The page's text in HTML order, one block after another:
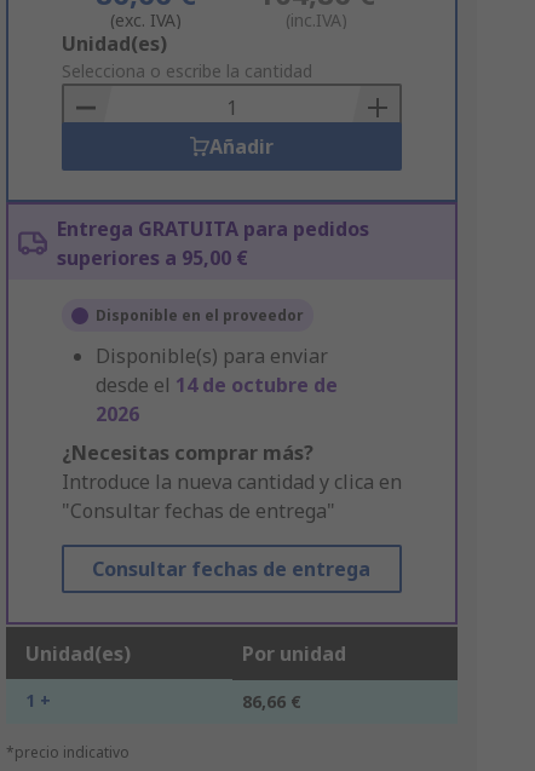
(exc. IVA) (inc.IVA)
Add
to
Basket
Unidad(es)
Selecciona o escribe la cantidad
Añadir
Entrega GRATUITA para pedidos
superiores a 95,00 €
Disponible en el proveedor
Disponible(s) para enviar
desde el 14 de octubre de
2026
¿Necesitas comprar más?
Introduce la nueva cantidad y clica en
"Consultar fechas de entrega"
Consultar fechas de entrega
Unidad(es) Por unidad
1 + 86,66 €
*precio indicativo